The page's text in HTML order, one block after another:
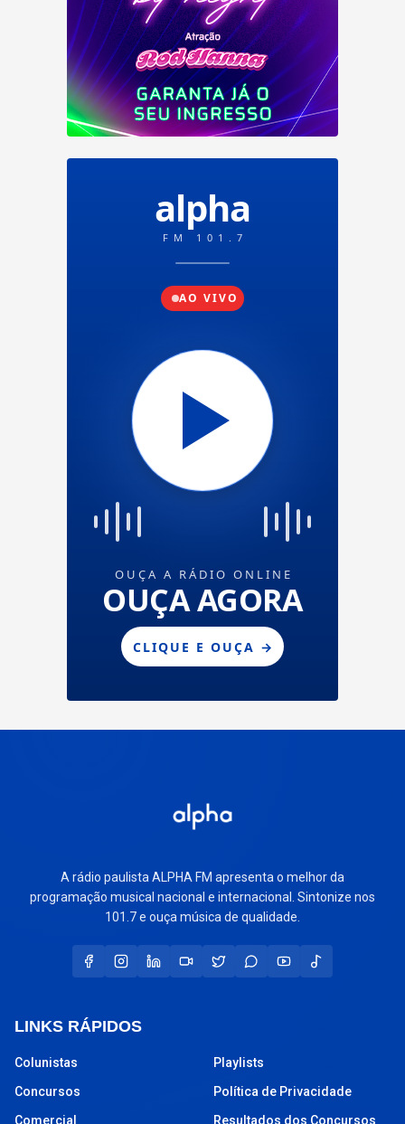
A rádio paulista ALPHA FM apresenta o melhor da
programação musical nacional e internacional. Sintonize nos
101.7 e ouça música de qualidade.
LINKS RÁPIDOS
Colunistas
Concursos
Comercial
Playlists
Política de Privacidade
Resultados dos Concursos